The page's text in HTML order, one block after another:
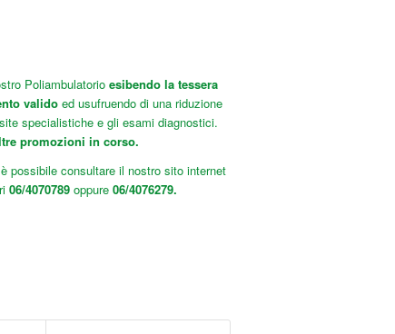
Poliambulatorio esibendo la tessera
validoed usufruendo di una riduzione
specialistiche e gli esami diagnostici.
promozioni in corso.
possibile consultare il nostro sito internet
06/4070789 oppure 06/4076279.